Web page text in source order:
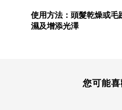
使用方法：頭髮乾燥或
濕及增添光澤
您可能